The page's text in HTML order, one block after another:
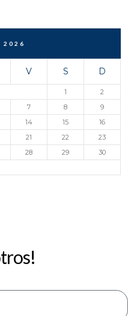
2026
V S D
1
2
7 8
9
14 15
16
21 22
23
28 29
30